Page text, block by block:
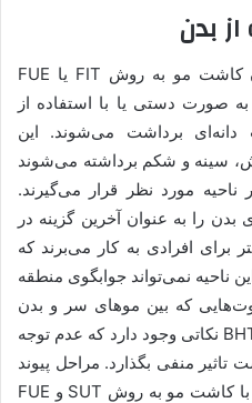
بدن
پایه و اساس کاشت BHT همان کاشت مو به روش FIT یا FUE
صورت دستی یا با استفاده از
دانه‌ای برداشت می‌شوند. این
سینه و شکم برداشته می‌شوند
مورد نظر قرار می‌گیرند.
را به عنوان آخرین گزینه در
برای افرادی به کار می‌برند که
ناحیه نمی‌تواند جوابگوی منطقه
که بین موهای سر و بدن
وجود دارد در کاشت مو به روش BHT نکاتی وجود دارد که عدم توجه
تاثیر منفی بگذارد. مراحل پیوند
موهای بدن به موهای سر تفاوتی با کاشت مو به روش SUT و FUE